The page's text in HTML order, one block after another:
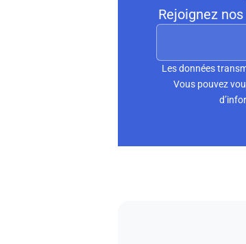
Rejoignez
Les données
Vous pouvez